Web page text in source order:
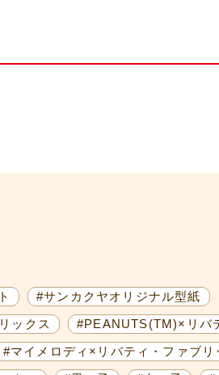
#サンカクヤオリジナル型紙
ックス
#PEANUTS(TM)×リバ
#マイメロディ×リバティ・ファブリ